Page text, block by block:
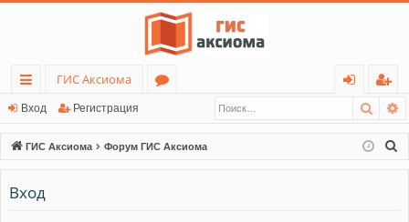
с
ы
лк
и
ГИС Аксиома
ру
м
д
ег
ис
тр
Вход Регистрация
ГИС Аксиома Форум ГИС Аксиома
Вход